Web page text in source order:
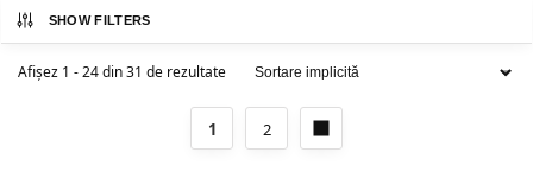
SHOW FILTERS
Afișez 1 - 24 din 31 de rezultate
1 2